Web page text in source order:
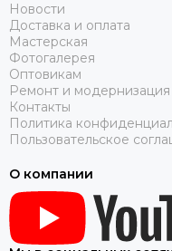
Новости
Доставка и оплата
Мастерская
Фотогалерея
Оптовикам
Ремонт и
Контакты
Политика
Пользовательское
О компании